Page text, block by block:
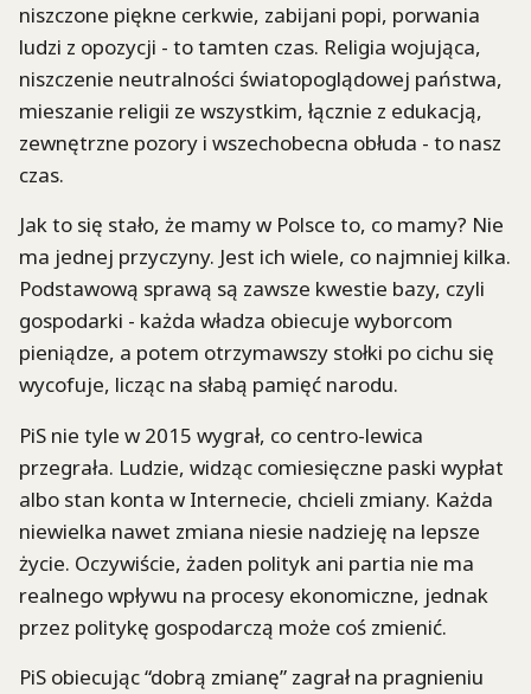
niszczone piękne cerkwie, zabijani popi, porwania
ludzi z opozycji - to tamten czas. Religia wojująca,
niszczenie neutralności światopoglądowej państwa,
mieszanie religii ze wszystkim, łącznie z edukacją,
zewnętrzne pozory i wszechobecna obłuda - to nasz
czas.
Jak to się stało, że mamy w Polsce to, co mamy? Nie
ma jednej przyczyny. Jest ich wiele, co najmniej kilka.
Podstawową sprawą są zawsze kwestie bazy, czyli
gospodarki - każda władza obiecuje wyborcom
pieniądze, a potem otrzymawszy stołki po cichu się
wycofuje, licząc na słabą pamięć narodu.
PiS nie tyle w 2015 wygrał, co centro-lewica
przegrała. Ludzie, widząc comiesięczne paski wypłat
albo stan konta w Internecie, chcieli zmiany. Każda
niewielka nawet zmiana niesie nadzieję na lepsze
życie. Oczywiście, żaden polityk ani partia nie ma
realnego wpływu na procesy ekonomiczne, jednak
przez politykę gospodarczą może coś zmienić.
PiS obiecując “dobrą zmianę” zagrał na pragnieniu